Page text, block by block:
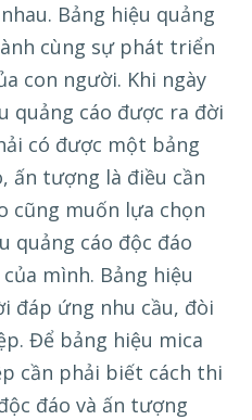
Bảng hiệu quảng
cùng sự phát triển
con người. Khi ngày
quảng cáo được ra đời
có được một bảng
ấn tượng là điều cần
cũng muốn lựa chọn
quảng cáo độc đáo
mình. Bảng hiệu
đáp ứng nhu cầu, đòi
Để bảng hiệu mica
cần phải biết cách thi
đáo và ấn tượng